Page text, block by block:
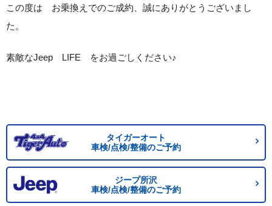
この度は お乗換えでのご成約、誠にありがとうございまし
た。
素敵なJeep LIFE をお過ごしください♪
タイガーオート
車検/点検/整備のご予約
ジープ所沢
車検/点検/整備のご予約